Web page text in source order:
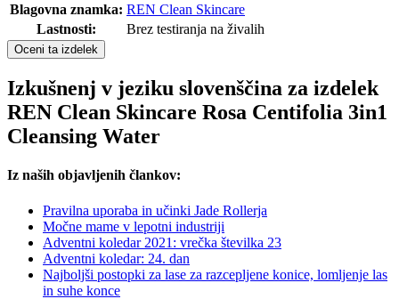
Blagovna znamka: REN Clean Skincare
Lastnosti:
Brez testiranja na živalih
Oceni ta izdelek
Izkušnenj v jeziku slovenščina za izdelek
REN Clean Skincare Rosa Centifolia 3in1
Cleansing Water
Iz naših objavljenih člankov:
Pravilna uporaba in učinki Jade Rollerja
Močne mame v lepotni industriji
Adventni koledar 2021: vrečka številka 23
Adventni koledar: 24. dan
Najboljši postopki za lase za razcepljene konice, lomljenje las
in suhe konce